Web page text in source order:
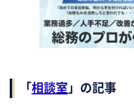
「相談室」の記事